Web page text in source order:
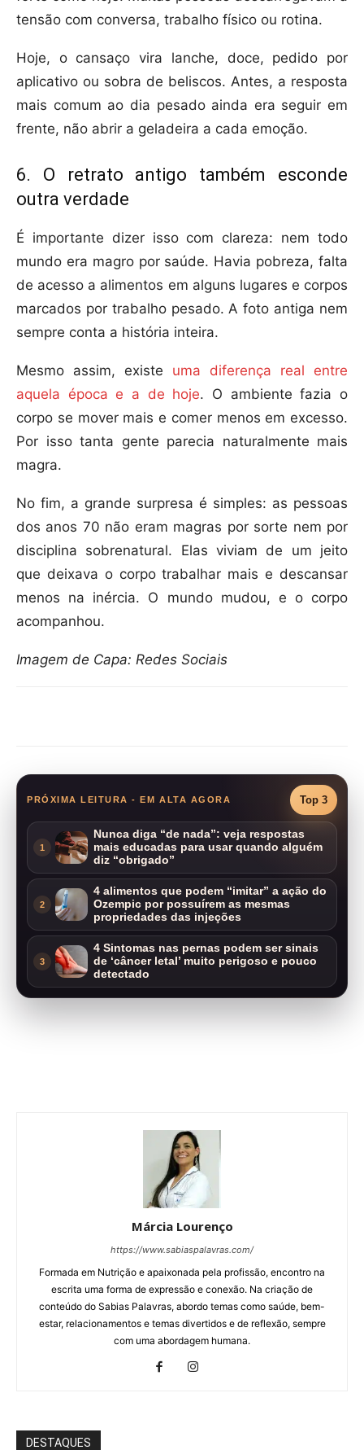
tensão com conversa, trabalho físico ou rotina.
Hoje, o cansaço vira lanche, doce, pedido por
aplicativo ou sobra de beliscos. Antes, a resposta
mais comum ao dia pesado ainda era seguir em
frente, não abrir a geladeira a cada emoção.
6. O retrato antigo também esconde
outra verdade
É importante dizer isso com clareza: nem todo
mundo era magro por saúde. Havia pobreza, falta
de acesso a alimentos em alguns lugares e corpos
marcados por trabalho pesado. A foto antiga nem
sempre conta a história inteira.
Mesmo assim, existe uma diferença real entre
aquela época e a de hoje. O ambiente fazia o
corpo se mover mais e comer menos em excesso.
Por isso tanta gente parecia naturalmente mais
magra.
No fim, a grande surpresa é simples: as pessoas
dos anos 70 não eram magras por sorte nem por
disciplina sobrenatural. Elas viviam de um jeito
que deixava o corpo trabalhar mais e descansar
menos na inércia. O mundo mudou, e o corpo
acompanhou.
Imagem de Capa: Redes Sociais
PRÓXIMA LEITURA - EM ALTA AGORA Top 3
1
Nunca diga “de nada”: veja respostas
mais educadas para usar quando alguém
diz “obrigado”
2
4 alimentos que podem “imitar” a ação do
Ozempic por possuírem as mesmas
propriedades das injeções
3
4 Sintomas nas pernas podem ser sinais
de ‘câncer letal’ muito perigoso e pouco
detectado
Márcia Lourenço
https://www.sabiaspalavras.com/
Formada em Nutrição e apaixonada pela profissão, encontro na
escrita uma forma de expressão e conexão. Na criação de
conteúdo do Sabias Palavras, abordo temas como saúde, bem-
estar, relacionamentos e temas divertidos e de reflexão, sempre
com uma abordagem humana.
DESTAQUES